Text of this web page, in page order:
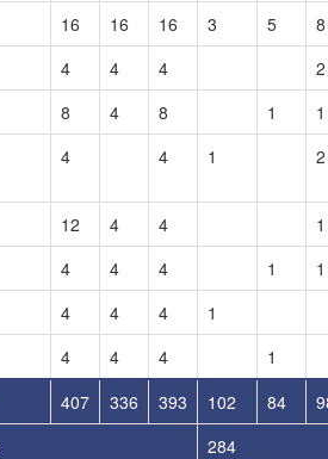
16 16 16 3 5
8
4 4 4
2
8 4 8 1
1
4 4 1 2
12 4 4
1
4 4 4 1
1
4 4 4
1
4 4 4
1
407 336 393 102 84
284